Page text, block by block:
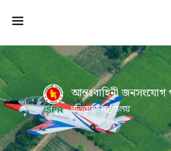
আন্তঃবাহিনী জনসংযোগ
প্রতিরক্ষা মন্ত্রণালয়